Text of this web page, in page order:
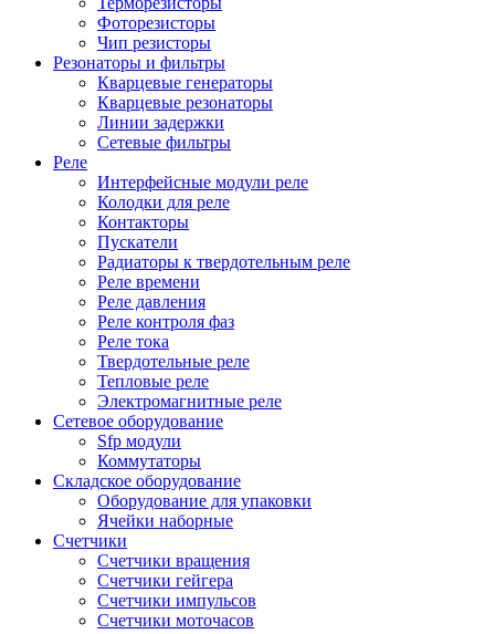
Фоторезисторы
Чип резисторы
Резонаторы и фильтры
Кварцевые генераторы
Кварцевые резонаторы
Линии задержки
Сетевые фильтры
Реле
Интерфейсные модули реле
Колодки для реле
Контакторы
Пускатели
Радиаторы к твердотельным реле
Реле времени
Реле давления
Реле контроля фаз
Реле тока
Твердотельные реле
Тепловые реле
Электромагнитные реле
Сетевое оборудование
Sfp модули
Коммутаторы
Складское оборудование
Оборудование для упаковки
Ячейки наборные
Счетчики
Счетчики вращения
Счетчики гейгера
Счетчики импульсов
Счетчики моточасов